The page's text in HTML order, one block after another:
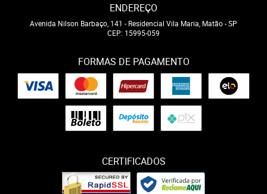
ENDEREÇO
Avenida Nilson Barbaço, 141 - Residencial Vila Maria, Matão-SP
CEP: 15995-059
FORMAS DE PAGAMENTO
CERTIFICADOS